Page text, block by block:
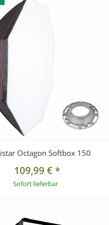
Octagon Softbox 150
109,99 €*
Sofort lieferbar